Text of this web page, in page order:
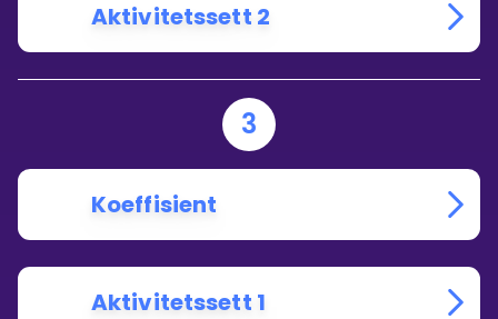
Aktivitetssett 2
3
Koeffisient
Aktivitetssett 1